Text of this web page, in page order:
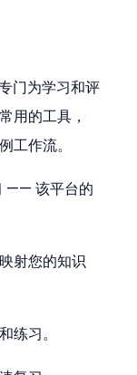
专门为学习和评
用的工具，
工作流。
—— 该平台的
射您的知识
练习。